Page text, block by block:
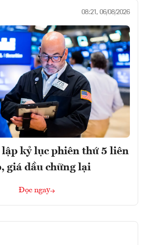
08:21, 06/08/2026
lập kỷ lục phiên thứ 5 liên
giá dầu chững lại
Đọc ngay